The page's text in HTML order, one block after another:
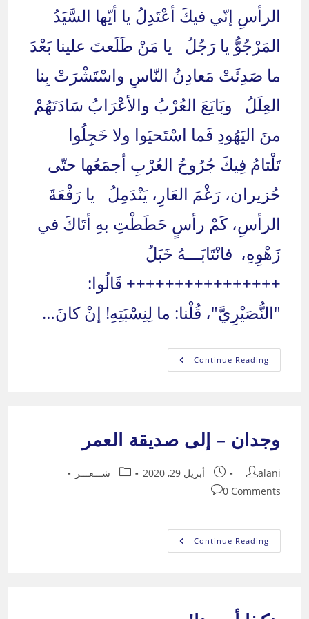
الرأسِ إنّي فيكَ أعْتَدِلُ يا أيّها السَّيَدُ
المَرْجُوُّ يا رَجُلُ يا مَنْ طَلَعتَ علينا بَعْدَ
ما صَدِئَتْ مَعادِنُ النّاسِ واسْتَشْرَتْ بِنا
العِلَلُ وبَايَعَ العُرْبُ والأعْرَابُ سَادَتَهُمْ
منَ اليَهُودِ فَما اسْتَحيَوا ولا خَجِلُوا
تَلْتامُ فِيكَ جُرُوحُ العُرْبِ أجمَعُها حتّى
حُزيران، رَغْمَ العَارِ، يَنْدَمِلُ يا رَفْعَةَ
الرأسِ، كَمْ رأسٍ حَطَطْتِ بهِ أتَاكَ في
زَهْوِهِ، فانْتَابَـــهُ خَبَلُ
++++++++++++++++ قَالُوا:
"النُّصَيْرِيَّ"، قُلْنا: ما لِنِسْبَتِهِ! إنْ كانَ…
Continue Reading
يا
رفعة
وجدان – إلى صديقة العمر
Post
author:
alani
Post
published:
أبريل 29, 2020
Post
شـــعـــر
Post
0 Comments
Continue Readingوجدان
–